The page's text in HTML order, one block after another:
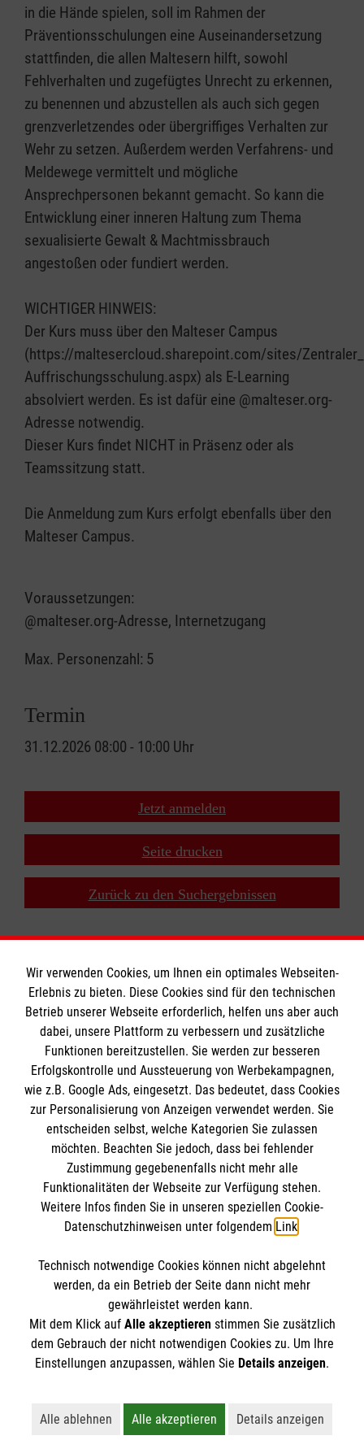
in die Hände spielen, soll im Rahmen der
Präventionsschulungen eine Auseinandersetzung
stattfinden, die allen Maltesern hilft, sowohl
Fehlverhalten und zugefügtes Unrecht zu erkennen,
zu benennen und abzustellen als auch sich gegen
grenzverletzendes oder übergriffiges Verhalten zur
Wehr zu setzen. Außerdem werden Verfahrens- und
Meldewege vermittelt und mögliche
Ansprechpersonen bekannt gemacht. So kann die
Entwicklung einer inneren Haltung zum Thema
sexualisierte Gewalt & Machtmissbrauch
angestoßen oder fundiert werden.
WICHTIGER HINWEIS:
Der Kurs muss über den Malteser Campus
(https://maltesercloud.sharepoint.com/sites/
Auffrischungsschulung.aspx) als E-Learning
absolviert werden. Es ist dafür eine @malteser.org-
Adresse notwendig.
Dieser Kurs findet NICHT in Präsenz oder als
Teamssitzung statt.
Die Anmeldung zum Kurs erfolgt ebenfalls über den
Malteser Campus.
Voraussetzungen:
@malteser.org-Adresse, Internetzugang
Max. Personenzahl: 5
Termin
31.12.2026 08:00 - 10:00 Uhr
Jetzt anmelden
Seite drucken
Zurück zu den Suchergebnissen
Impressum - Datenschutz - Kontakt
Impressum
Datenschutz
Kontakt
AGB
Die Malteser
Malteser in Deutschland
Malteserorden
Sharepoint
Spendenkonto
Empfänger: Malteser Hilfsdienst e.V.
Bank: Pax-Bank für Kirche und Caritas eG
IBAN: DE49370601201201225015
So finden sie uns
So finden Sie uns
49377 Vechta
Der Malteser Hilfsdienst e.V. ist als eingetragene
Gewerbesteuer befreit.
Wir verwenden Cookies, um Ihnen ein optimales Webseiten-
Erlebnis zu bieten. Diese Cookies sind für den technischen
Betrieb unserer Webseite erforderlich, helfen uns aber auch
dabei, unsere Plattform zu verbessern und zusätzliche
Funktionen bereitzustellen. Sie werden zur besseren
Erfolgskontrolle und Aussteuerung von Werbekampagnen,
wie z.B. Google Ads, eingesetzt. Das bedeutet, dass Cookies
zur Personalisierung von Anzeigen verwendet werden. Sie
entscheiden selbst, welche Kategorien Sie zulassen
möchten. Beachten Sie jedoch, dass bei fehlender
Zustimmung gegebenenfalls nicht mehr alle
Funktionalitäten der Webseite zur Verfügung stehen.
Weitere Infos finden Sie in unseren speziellen Cookie-
Datenschutzhinweisen unter folgendem Link.
Technisch notwendige Cookies können nicht abgelehnt
werden, da ein Betrieb der Seite dann nicht mehr
gewährleistet werden kann.
Mit dem Klick auf Alle akzeptierenstimmen Sie zusätzlich
dem Gebrauch der nicht notwendigen Cookies zu. Um Ihre
Einstellungen anzupassen, wählen Sie Details anzeigen.
Alle ablehnen
Lehnt alle nicht-essentiellen Cookies ab
Alle akzeptieren
Akzeptiert alle Cookies
Details anzeigen